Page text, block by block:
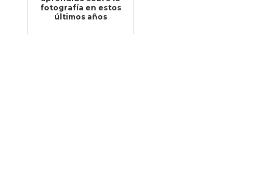
fotografía en estos
últimos años